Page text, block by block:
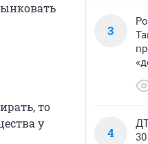
то
у
3
4